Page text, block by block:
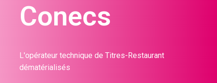
Conecs
L'opérateur technique de Titres-Restaurant
dématérialisés